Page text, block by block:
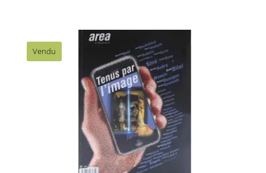
Vendu
Area revue n°23 – Tenus par l’image